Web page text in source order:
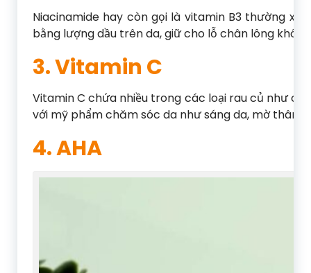
Niacinamide hay còn gọi là vitamin B3 thường
bằng lượng dầu trên da, giữ cho lỗ chân lông
3. Vitamin C
Vitamin C chứa nhiều trong các loại rau củ như
với mỹ phẩm chăm sóc da như sáng da, mờ thâm,
4. AHA